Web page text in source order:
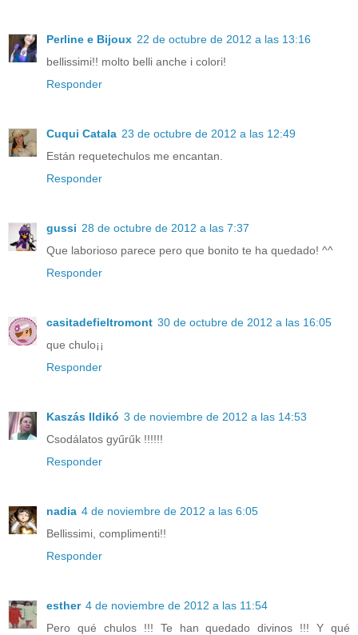
Perline e Bijoux 22 de octubre de 2012 a las 13:16
bellissimi!! molto belli anche i colori!
Responder
Cuqui Catala 23 de octubre de 2012 a las 12:49
Están requetechulos me encantan.
Responder
gussi 28 de octubre de 2012 a las 7:37
Que laborioso parece pero que bonito te ha quedado! ^^
Responder
casitadefieltromont 30 de octubre de 2012 a las 16:05
que chulo¡¡
Responder
Kaszás Ildikó 3 de noviembre de 2012 a las 14:53
Csodálatos gyűrűk !!!!!!
Responder
nadia 4 de noviembre de 2012 a las 6:05
Bellissimi, complimenti!!
Responder
esther 4 de noviembre de 2012 a las 11:54
Pero qué chulos !!! Te han quedado divinos !!! Y qué